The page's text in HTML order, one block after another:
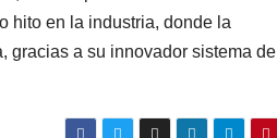
hito en la industria, donde la
gracias a su innovador sistema de